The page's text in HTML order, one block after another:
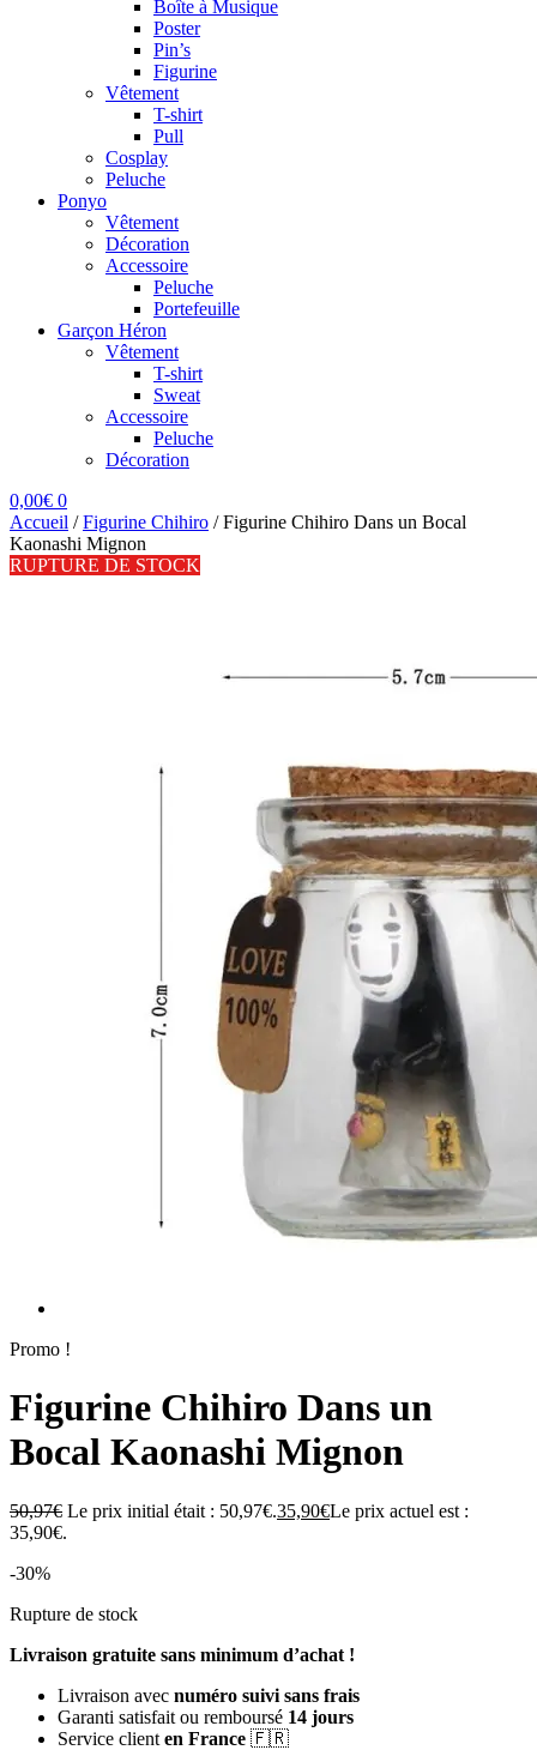
Boîte à Musique
Poster
Pin’s
Figurine
Vêtement
T-shirt
Pull
Cosplay
Peluche
Ponyo
Vêtement
Décoration
Accessoire
Peluche
Portefeuille
Garçon Héron
Vêtement
T-shirt
Sweat
Accessoire
Peluche
Décoration
0,00€ 0
Accueil /Figurine Chihiro /Figurine Chihiro Dans un Bocal
Kaonashi Mignon
RUPTURE DE STOCK
Promo !
Figurine Chihiro Dans un
Bocal Kaonashi Mignon
50,97€ Le prix initial était : 50,97€.35,90€Le prix actuel est :
35,90€.
-30%
Rupture de stock
Livraison gratuite sans minimum d’achat !
Livraison avec numéro suivi sans frais
Garanti satisfait ou remboursé 14 jours
Service client en France 🇫🇷